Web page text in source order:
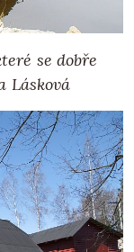
se dobře
Lásková